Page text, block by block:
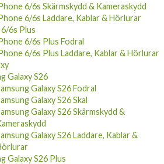
6/6s Skärmskydd & Kameraskydd
6/6s Laddare, Kablar & Hörlurar
6s Plus
6/6s Plus Fodral
6/6s Plus Laddare, Kablar & Hörlurar
Galaxy S26
Galaxy S26 Fodral
Galaxy S26 Skal
Galaxy S26 Skärmskydd &
Galaxy S26 Laddare, Kablar &
Galaxy S26 Plus